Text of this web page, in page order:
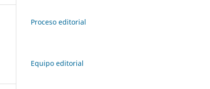
Proceso editorial
Equipo editorial